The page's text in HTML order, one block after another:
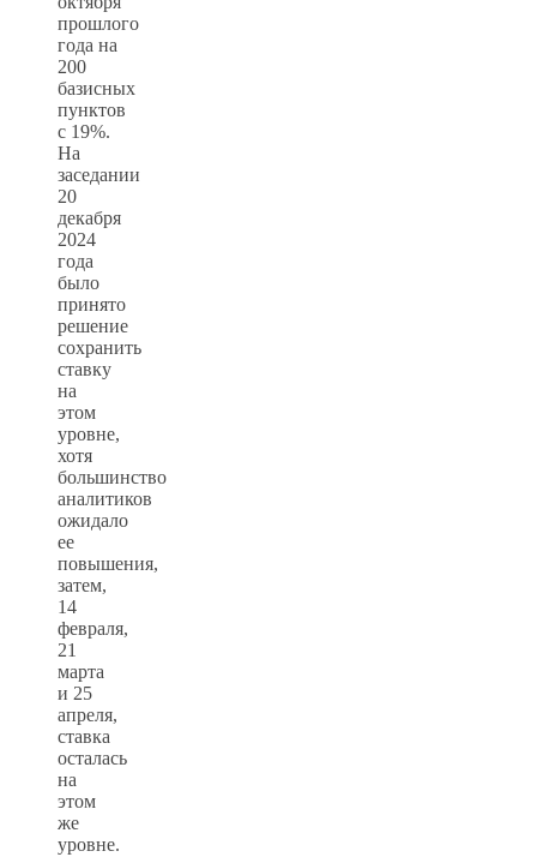
прошлого
года на
200
базисных
пунктов
с 19%.
На
заседании
20
декабря
2024
года
было
принято
решение
сохранить
ставку
на
этом
уровне,
хотя
большинство
аналитиков
ожидало
ее
повышения,
затем,
14
февраля,
21
марта
и 25
апреля,
ставка
осталась
на
этом
же
уровне.